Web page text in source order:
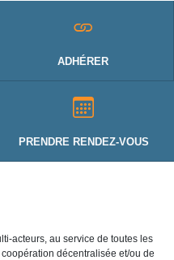
ADHÉRER
PRENDRE RENDEZ-VOUS
acteurs, au service de toutes les
décentralisée et/ou de